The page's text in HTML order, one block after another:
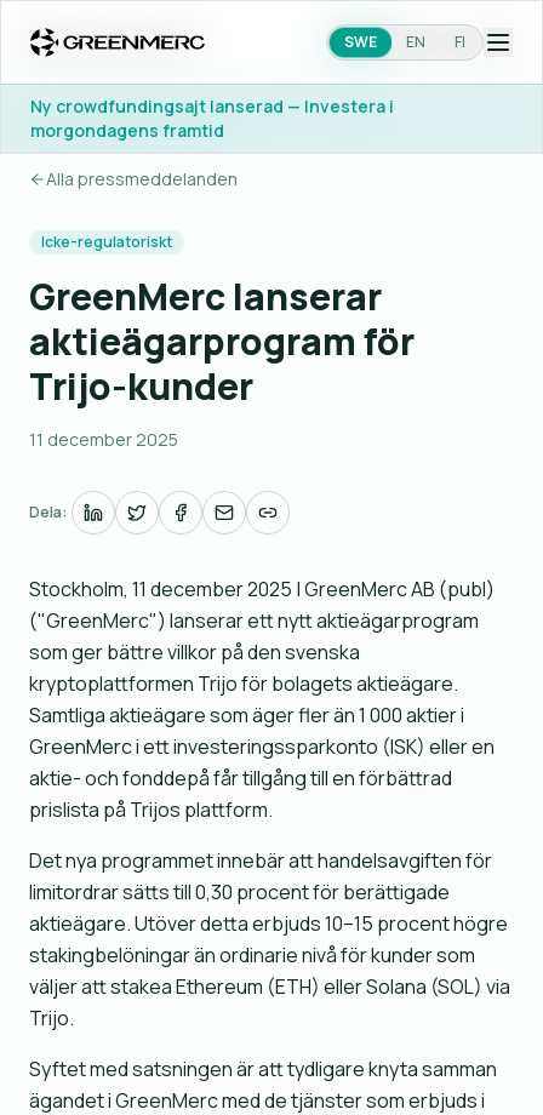
SWE EN FI
Ny crowdfundingsajt lanserad — Investera i
morgondagens framtid
Alla pressmeddelanden
Icke-regulatoriskt
GreenMerc lanserar
aktieägarprogram för
Trijo-kunder
11 december 2025
Dela:
Stockholm, 11 december 2025 | GreenMerc AB (publ)
("GreenMerc") lanserar ett nytt aktieägarprogram
som ger bättre villkor på den svenska
kryptoplattformen Trijo för bolagets aktieägare.
Samtliga aktieägare som äger fler än 1 000 aktier i
GreenMerc i ett investeringssparkonto (ISK) eller en
aktie- och fonddepå får tillgång till en förbättrad
prislista på Trijos plattform.
Det nya programmet innebär att handelsavgiften för
limitordrar sätts till 0,30 procent för berättigade
aktieägare. Utöver detta erbjuds 10–15 procent högre
stakingbelöningar än ordinarie nivå för kunder som
väljer att stakea Ethereum (ETH) eller Solana (SOL) via
Trijo.
Syftet med satsningen är att tydligare knyta samman
ägandet i GreenMerc med de tjänster som erbjuds i
SWE EN FI
Ny crowdfundingsajt lanserad — Investera i
morgondagens framtid